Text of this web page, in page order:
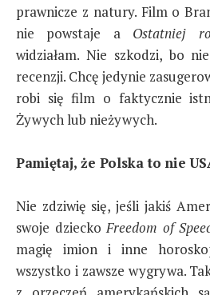
prawnicze z natury. Film o
nie powstaje a Ostatniej
widziałam. Nie szkodzi, bo
recenzji. Chcę jedynie
robi się film o faktycznie
Żywych lub nieżywych.
Pamiętaj, że Polska to nie
Nie zdziwię się, jeśli jakiś
swoje dzieckoFreedom of
magię imion i inne
wszystko i zawsze wygrywa.